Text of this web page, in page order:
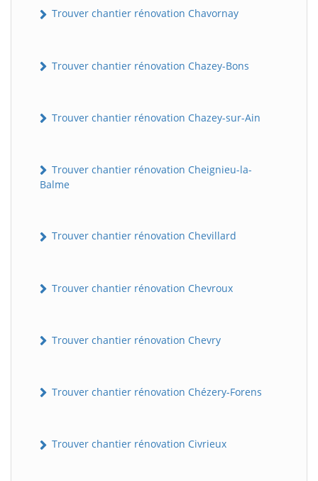
Trouver chantier rénovation Chavornay
Trouver chantier rénovation Chazey-Bons
Trouver chantier rénovation Chazey-sur-Ain
Trouver chantier rénovation Cheignieu-la-
Balme
Trouver chantier rénovation Chevillard
Trouver chantier rénovation Chevroux
Trouver chantier rénovation Chevry
Trouver chantier rénovation Chézery-Forens
Trouver chantier rénovation Civrieux
B Assistant en ligne